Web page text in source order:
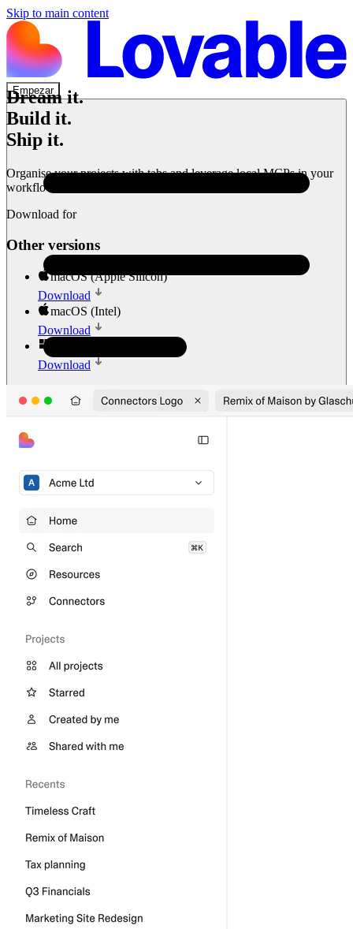
Skip to main content
Empezar
Dream it.
Build it.
Ship it.
Organise your projects with tabs and leverage local MCPs in your
workflows.
Download for
Other versions
macOS (Apple Silicon)
Download
macOS (Intel)
Download
Download